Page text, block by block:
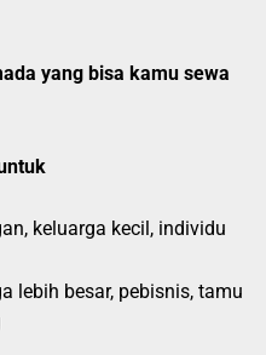
yang bisa kamu sewa
keluarga kecil, individu
lebih besar, pebisnis, tamu